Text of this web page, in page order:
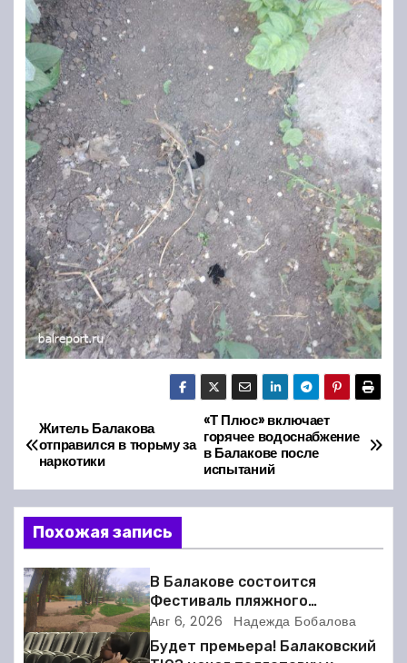
Н
а
в
и
г
а
«Т Плюс» включает
горячее водоснабжение
в Балакове после
испытаний
Житель Балакова
отправился в тюрьму за
наркотики
Похожая запись
В Балакове состоится
Фестиваль пляжного
волейбола
Авг 6, 2026 Надежда Бобалова
Будет премьера! Балаковский